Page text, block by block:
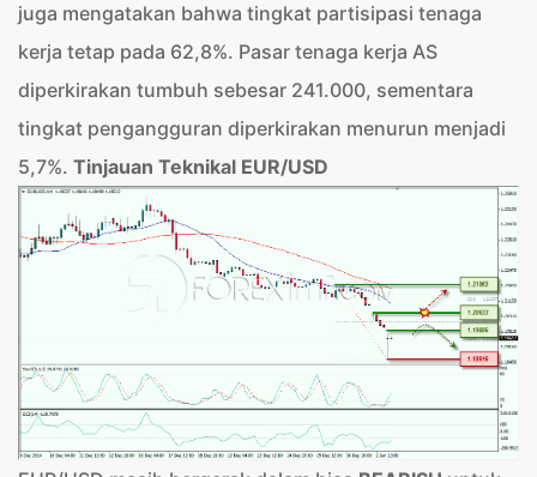
juga mengatakan bahwa tingkat partisipasi tenaga
kerja tetap pada 62,8%. Pasar tenaga kerja AS
diperkirakan tumbuh sebesar 241.000, sementara
tingkat pengangguran diperkirakan menurun menjadi
5,7%. Tinjauan Teknikal EUR/USD